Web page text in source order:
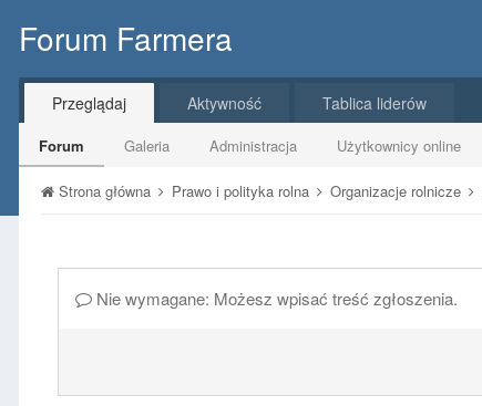
Forum Farmera
Przeglądaj
Forum Galeria Administracja Użytkownicy online
Aktywność Tablica liderów
Strona główna Prawo i polityka rolna Organizacje rolnicze
Nie wymagane: Możesz wpisać treść zgłoszenia.